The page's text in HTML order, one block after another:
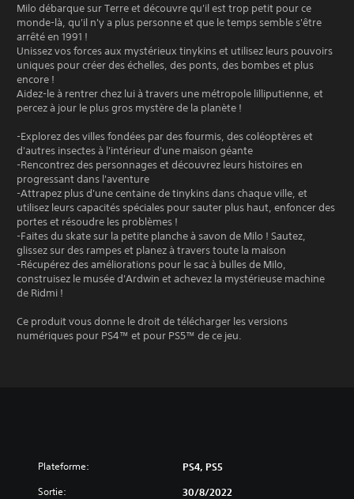
Milo débarque sur Terre et découvre qu'il est trop petit pour ce
monde-là, qu'il n'y a plus personne et que le temps semble s'être
arrêté en 1991 !
Unissez vos forces aux mystérieux tinykins et utilisez leurs pouvoirs
uniques pour créer des échelles, des ponts, des bombes et plus
encore !
Aidez-le à rentrer chez lui à travers une métropole lilliputienne, et
percez à jour le plus gros mystère de la planète !
-Explorez des villes fondées par des fourmis, des coléoptères et
d'autres insectes à l'intérieur d'une maison géante
-Rencontrez des personnages et découvrez leurs histoires en
progressant dans l'aventure
-Attrapez plus d'une centaine de tinykins dans chaque ville, et
utilisez leurs capacités spéciales pour sauter plus haut, enfoncer des
portes et résoudre les problèmes !
-Faites du skate sur la petite planche à savon de Milo ! Sautez,
glissez sur des rampes et planez à travers toute la maison
-Récupérez des améliorations pour le sac à bulles de Milo,
construisez le musée d'Ardwin et achevez la mystérieuse machine
de Ridmi !
Ce produit vous donne le droit de télécharger les versions
numériques pour PS4™ et pour PS5™ de ce jeu.
Plateforme: PS4, PS5
Sortie: 30/8/2022